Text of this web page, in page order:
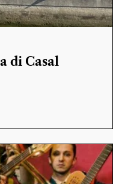
di Casal